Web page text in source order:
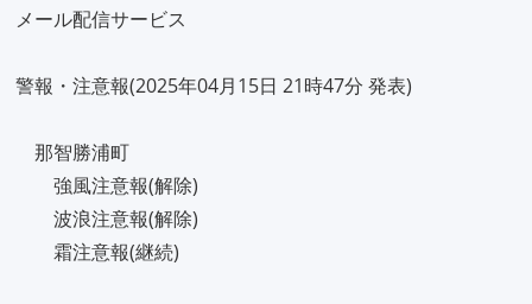
メール配信サービス
警報・注意報(2025年04月15日 21時47分 発表)
那智勝浦町
強風注意報(解除)
波浪注意報(解除)
霜注意報(継続)